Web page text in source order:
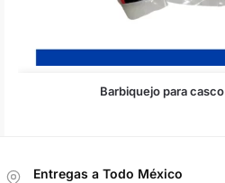
Barbiquejo para casco
Entregas a Todo México